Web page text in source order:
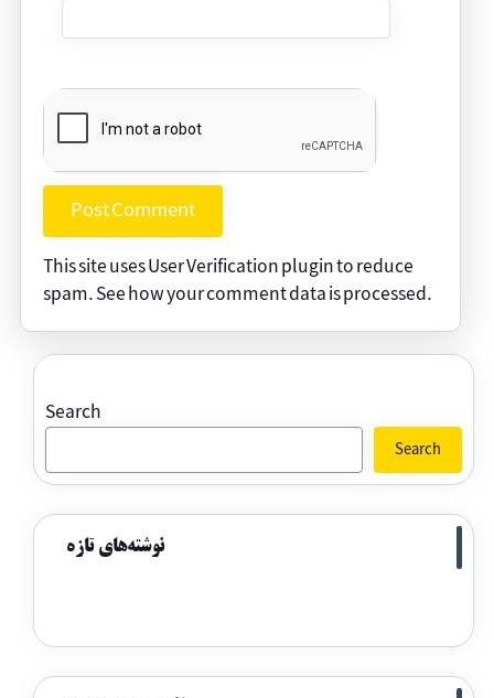
This site uses User Verification plugin to reduce
spam.See how your comment data is processed.
Search
Search
نوشته‌های تازه